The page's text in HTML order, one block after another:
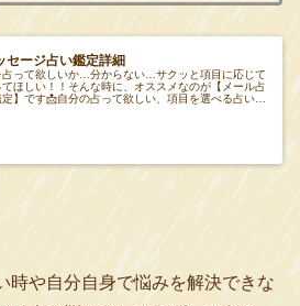
セージ占い鑑定詳細
占って欲しいか…分からない…サクッと項目に応じて
てほしい！！そんな時に、オススメなのが【メール占
】です📩自分の占って欲しい、項目を選べる占いな
時や自分自身で悩みを解決できな